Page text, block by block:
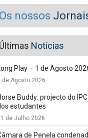
nossos
Notícias
Play – 1 de Agosto
de Agosto 2026
Buddy: projecto do
estudantes
de Julho 2026
de Penela